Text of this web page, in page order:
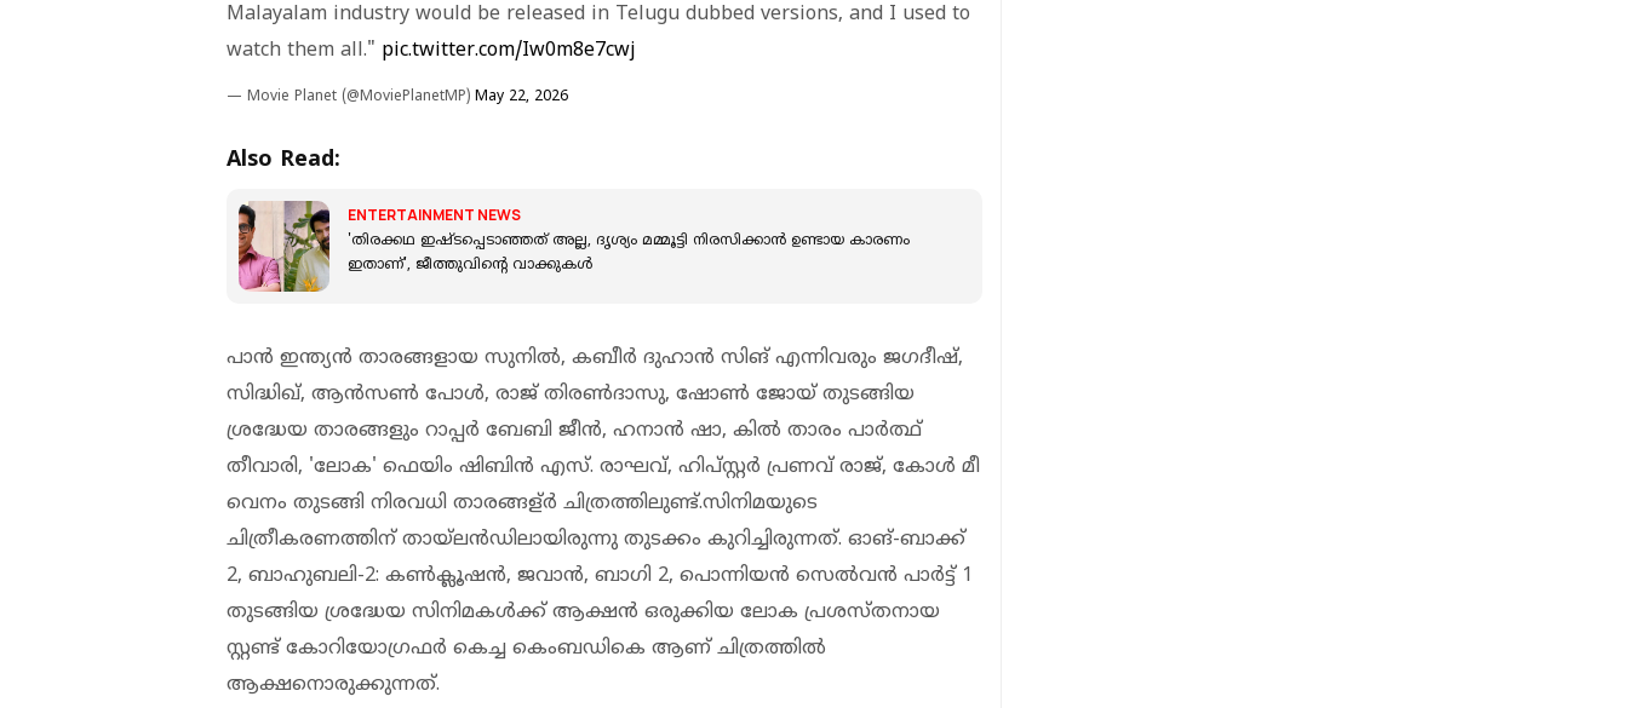
Malayalam industry would be released in Telugu dubbed versions, and I used to
watch them all." pic.twitter.com/Iw0m8e7cwj
— Movie Planet (@MoviePlanetMP) May 22, 2026
Also Read:
ENTERTAINMENT NEWS
'തിരക്കഥ ഇഷ്ടപ്പെടാഞ്ഞത് അല്ല, ദൃശ്യം മമ്മൂട്ടി നിരസിക്കാൻ ഉണ്ടായ കാരണം
ഇതാണ്', ജീത്തുവിന്റെ വാക്കുകൾ
പാൻ ഇന്ത്യൻ താരങ്ങളായ സുനിൽ, കബീർ ദുഹാൻ സിങ് എന്നിവരും ജഗദീഷ്,
സിദ്ധിഖ്, ആൻസൺ പോള്‍, രാജ് തിരൺദാസു, ഷോൺ ജോയ് തുടങ്ങിയ
ശ്രദ്ധേയ താരങ്ങളും റാപ്പർ ബേബി ജീൻ, ഹനാൻ ഷാ, കിൽ താരം പാർത്ഥ്
തീവാരി, 'ലോക' ഫെയിം ഷിബിൻ എസ്. രാഘവ്, ഹിപ്സ്റ്റർ‍ പ്രണവ് രാജ്, കോൾ മീ
വെനം തുടങ്ങി നിരവധി താരങ്ങള്ർ ചിത്രത്തിലുണ്ട്.സിനിമയുടെ
ചിത്രീകരണത്തിന് തായ്‌ലൻഡിലായിരുന്നു തുടക്കം കുറിച്ചിരുന്നത്. ഓങ്-ബാക്ക്
2, ബാഹുബലി-2: കൺക്ലൂഷൻ, ജവാൻ, ബാഗി 2, പൊന്നിയൻ സെൽവൻ പാർട്ട് 1
തുടങ്ങിയ ശ്രദ്ധേയ സിനിമകൾക്ക് ആക്ഷൻ ഒരുക്കിയ ലോക പ്രശസ്തനായ
സ്റ്റണ്ട് കോറിയോഗ്രഫർ കെച്ച കെംബഡികെ ആണ് ചിത്രത്തിൽ
ആക്ഷനൊരുക്കുന്നത്.